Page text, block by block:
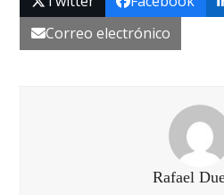
Correo electrónico
Rafael